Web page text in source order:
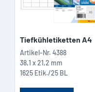
Tiefkühletiketten A4
Artikel-Nr. 4388
38,1 x 21,2 mm
1625 Etik./25 BL